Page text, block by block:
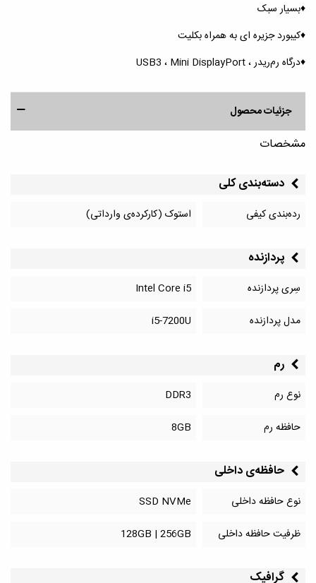
♦️بسیار سبک
♦️کیبورد جزیره ای به همراه بکلیت
♦️درگاه رم‌ریدر ، USB3 ، Mini DisplayPort
جزئیات محصول
مشخصات
دسته‌بندی کلی
رده‌بندی کیفی استوک (کارکرده‌ی وارداتی)
پردازنده
سِری پردازنده
Intel Core i5
مدل پردازنده
i5-7200U
رم
نوع رم
DDR3
حافظه رم
8GB
حافظه‌‌ی داخلی
نوع حافظه داخلی
SSD NVMe
ظرفیت حافظه داخلی
128GB | 256GB
گرافیک